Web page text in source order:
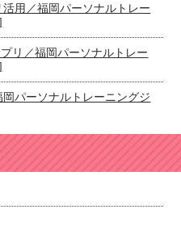
用／福岡パーソナルトレー
リ／福岡パーソナルトレー
パーソナルトレーニングジ